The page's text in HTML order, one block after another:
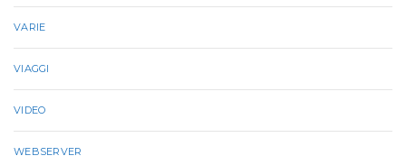
VARIE
VIAGGI
VIDEO
WEBSERVER